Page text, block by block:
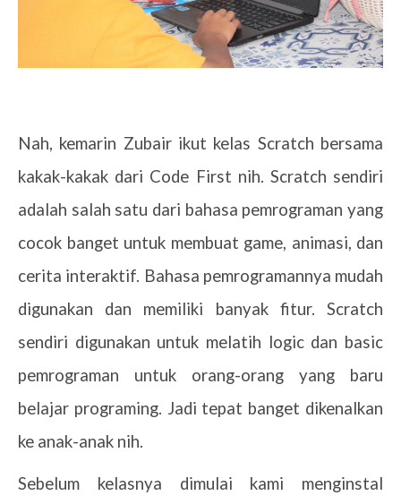
Nah, kemarin Zubair ikut kelas Scratch bersama
kakak-kakak dari Code First nih. Scratch sendiri
adalah salah satu dari bahasa pemrograman yang
cocok banget untuk membuat game, animasi, dan
cerita interaktif. Bahasa pemrogramannya mudah
digunakan dan memiliki banyak fitur. Scratch
sendiri digunakan untuk melatih logic dan basic
pemrograman untuk orang-orang yang baru
belajar programing. Jadi tepat banget dikenalkan
ke anak-anak nih.
Sebelum kelasnya dimulai kami menginstal